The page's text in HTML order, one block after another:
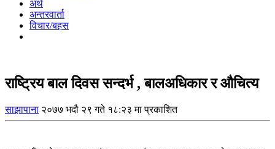
अर्थ
अन्तरवार्ता
विचार/बहस
राष्ट्रिय बाल दिवस सन्दर्भ , बालअधिकार र औचित्य
साझापाना २०७७ भदौ २९ गते १८:२३ मा प्रकाशित